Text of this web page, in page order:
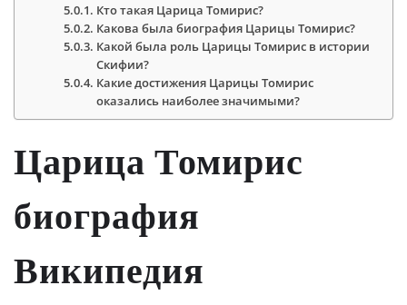
Кто такая Царица Томирис?
Какова была биография Царицы Томирис?
Какой была роль Царицы Томирис в истории
Скифии?
Какие достижения Царицы Томирис
оказались наиболее значимыми?
Царица Томирис
биография
Википедия